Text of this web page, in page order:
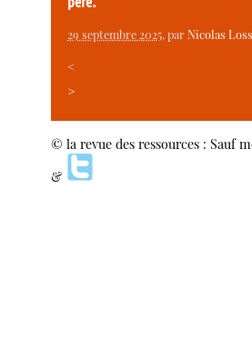
29 septembre 2025, parNicolas
<
>
© la revue des ressources : Sauf
&